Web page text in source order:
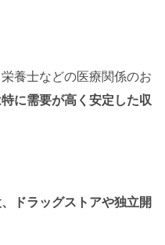
養士などの医療関係のお
に需要が高く安定した収
ドラッグストアや独立開